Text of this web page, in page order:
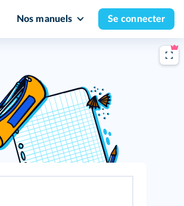
Nos manuels Se connecter